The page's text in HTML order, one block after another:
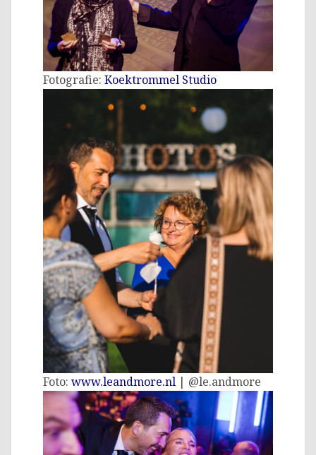
Fotografie: Koektrommel Studio
Foto: www.leandmore.nl | @le.andmore